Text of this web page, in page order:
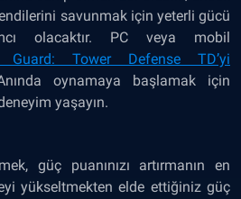
savunmak için yeterli gücü
olacaktır. PC veya mobil
Guard: Tower Defense TD’yi
oynamaya başlamak için
yaşayın.
güç puanınızı artırmanın en
yükseltmekten elde ettiğiniz güç